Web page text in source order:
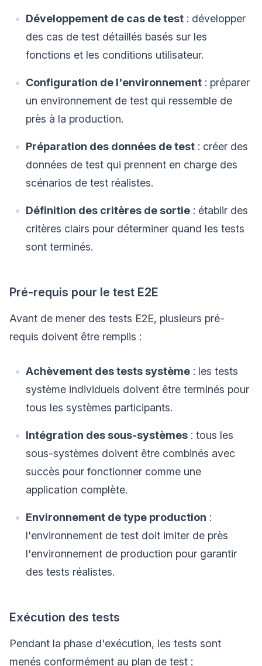
Développement de cas de test : développer
des cas de test détaillés basés sur les
fonctions et les conditions utilisateur.
Configuration de l'environnement : préparer
un environnement de test qui ressemble de
près à la production.
Préparation des données de test : créer des
données de test qui prennent en charge des
scénarios de test réalistes.
Définition des critères de sortie : établir des
critères clairs pour déterminer quand les tests
sont terminés.
Pré-requis pour le test E2E
Avant de mener des tests E2E, plusieurs pré-
requis doivent être remplis :
Achèvement des tests système : les tests
système individuels doivent être terminés pour
tous les systèmes participants.
Intégration des sous-systèmes : tous les
sous-systèmes doivent être combinés avec
succès pour fonctionner comme une
application complète.
Environnement de type production :
l'environnement de test doit imiter de près
l'environnement de production pour garantir
des tests réalistes.
Exécution des tests
Pendant la phase d'exécution, les tests sont
menés conformément au plan de test :